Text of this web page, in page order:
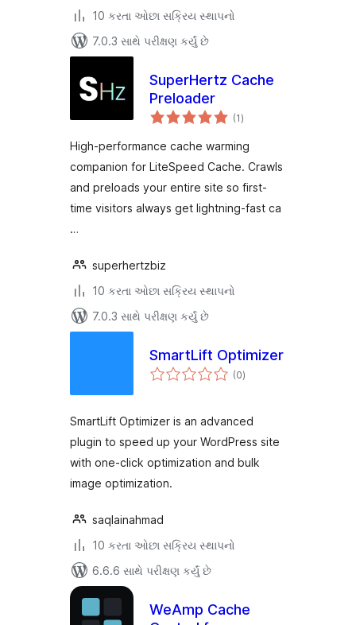
10 કરતા ઓછા સક્રિય સ્થાપનો
7.0.3 સાથે પરીક્ષણ કર્યું છે
SuperHertz Cache
Preloader
(1કુલ
રેટિંગ્સ
)
High-performance cache warming
companion for LiteSpeed Cache. Crawls
and preloads your entire site so first-
time visitors always get lightning-fast ca
…
superhertzbiz
10 કરતા ઓછા સક્રિય સ્થાપનો
7.0.3 સાથે પરીક્ષણ કર્યું છે
SmartLift Optimizer
(0કુલ
રેટિંગ્સ
)
SmartLift Optimizer is an advanced
plugin to speed up your WordPress site
with one-click optimization and bulk
image optimization.
saqlainahmad
10 કરતા ઓછા સક્રિય સ્થાપનો
6.6.6 સાથે પરીક્ષણ કર્યું છે
WeAmp Cache